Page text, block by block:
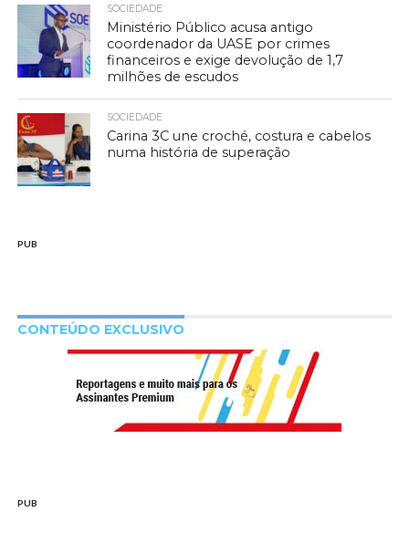
SOCIEDADE
Ministério Público acusa antigo
coordenador da UASE por crimes
financeiros e exige devolução de 1,7
milhões de escudos
SOCIEDADE
Carina 3C une croché, costura e cabelos
numa história de superação
PUB
CONTEÚDO EXCLUSIVO
PUB